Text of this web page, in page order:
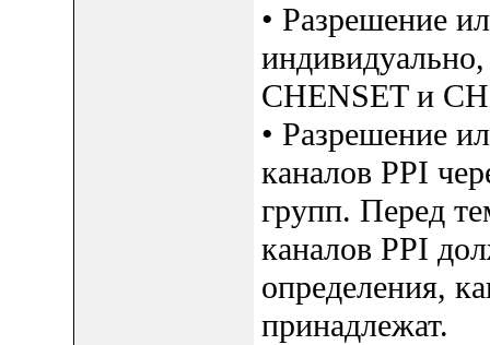
• Разрешение
CHENSET и
• Разрешение
каналов PPI
групп. Перед
каналов PPI
определения,
принадлежат.